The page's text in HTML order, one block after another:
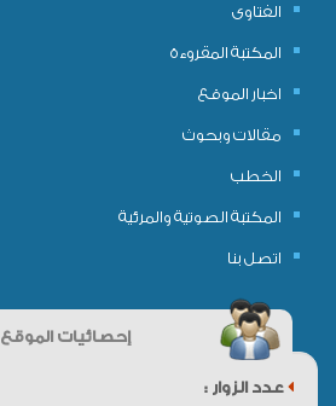
الفتاوى
المكتبة المقروءة
اخبار الموقع
مقالات وبحوث
الخطب
المكتبة الصوتية والمرئية
اتصل بنا
إحصائيات الموقع
عدد الزوار :